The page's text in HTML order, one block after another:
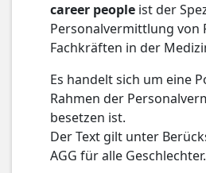
career people ist der
Personalvermittlung von
Fachkräften in der
Es handelt sich um eine
Rahmen der
besetzen ist.
Der Text gilt unter
AGG für alle Geschlechter.